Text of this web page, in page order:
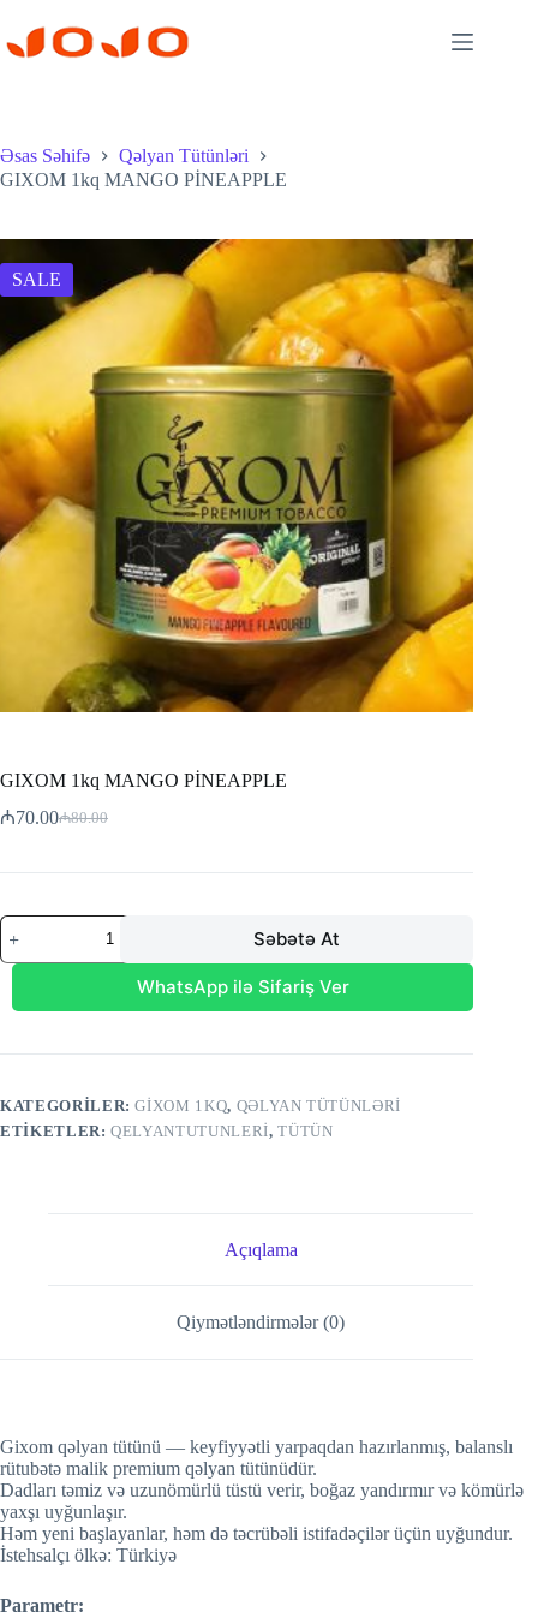
content
Əsas Səhifə
Qəlyan Tütünləri
GIXOM 1kq MANGO PİNEAPPLE
SALE
GIXOM 1kq MANGO PİNEAPPLE
₼80.00
Original
was:
₼70.00Current
is:
GIXOM
1kq
MANGO
adet
Səbətə At
WhatsApp ilə Sifariş Ver
KATEGORILER:GİXOM 1KQ, QƏLYAN TÜTÜNLƏRI
ETIKETLER:QELYANTUTUNLERI,TÜTÜN
Açıqlama
Qiymətləndirmələr (0)
Gixom qəlyan tütünü — keyfiyyətli yarpaqdan hazırlanmış, balanslı
rütubətə malik premium qəlyan tütünüdür.
Dadları təmiz və uzunömürlü tüstü verir, boğaz yandırmır və kömürlə
yaxşı uyğunlaşır.
Həm yeni başlayanlar, həm də təcrübəli istifadəçilər üçün uyğundur.
İstehsalçı ölkə: Türkiyə
Parametr: